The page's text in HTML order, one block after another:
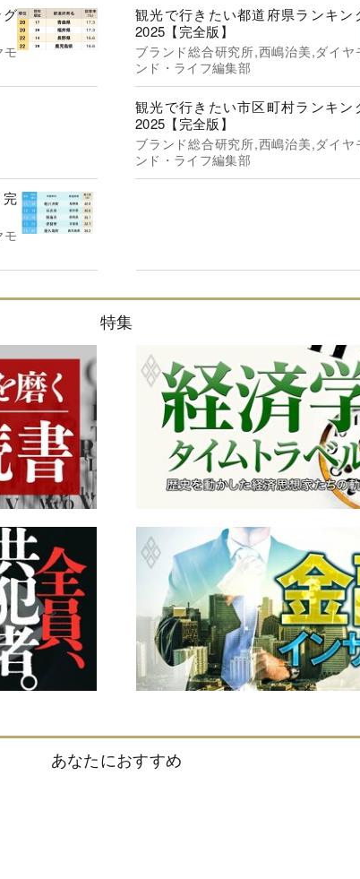
観光で行きたい都道府県ランキング
2025【完全版】
ブランド総合研究所,西嶋治美,ダイヤモ
ンド・ライフ編集部
観光で行きたい市区町村ランキング
2025【完全版】
ブランド総合研究所,西嶋治美,ダイヤモ
ンド・ライフ編集部
特集
あなたにおすすめ